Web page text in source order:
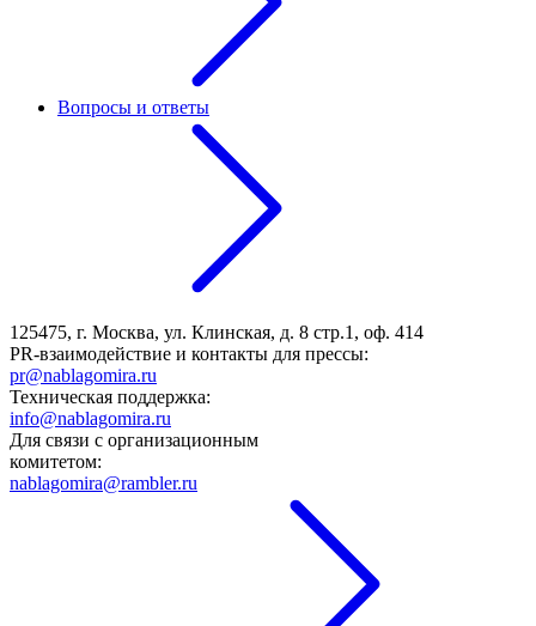
Вопросы и ответы
125475, г. Москва, ул. Клинская, д. 8 стр.1, оф. 414
PR-взаимодействие и контакты для прессы:
pr@nablagomira.ru
Техническая поддержка:
info@nablagomira.ru
Для связи с организационным
комитетом:
nablagomira@rambler.ru